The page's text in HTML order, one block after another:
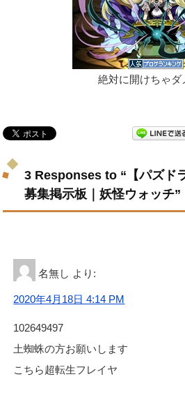
絶対に開けちゃダ
3 Responses to “【パズド
募集掲示板｜妖怪ウォッチ”
名無し より:
2020年4月18日 4:14 PM
102649497
土蜘蛛の方お願いします
こちら超転生フレイヤ